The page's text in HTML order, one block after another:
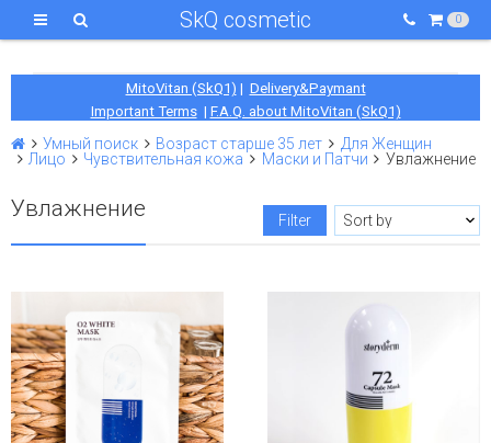
SkQ cosmetic 0
MitoVitan (SkQ1) | Delivery&Paymant
Important Terms| F.A.Q. about MitoVitan (SkQ1)
Умный поиск Возраст старше 35 лет
Для Женщин
Лицо
Чувствительная кожа Маски и Патчи Увлажнение
Увлажнение Filter